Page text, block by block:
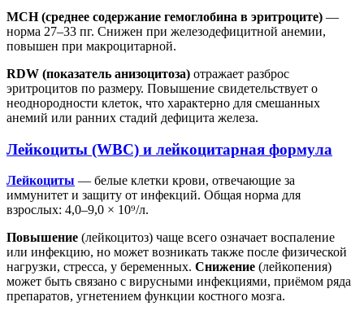
MCH (среднее содержание гемоглобина в эритроците) —
норма 27–33 пг. Снижен при железодефицитной анемии,
повышен при макроцитарной.
RDW (показатель анизоцитоза) отражает разброс
эритроцитов по размеру. Повышение свидетельствует о
неоднородности клеток, что характерно для смешанных
анемий или ранних стадий дефицита железа.
Лейкоциты (WBC) и лейкоцитарная формула
Лейкоциты — белые клетки крови, отвечающие за
иммунитет и защиту от инфекций. Общая норма для
взрослых: 4,0–9,0 × 10⁹/л.
Повышение (лейкоцитоз) чаще всего означает воспаление
или инфекцию, но может возникать также после физической
нагрузки, стресса, у беременных. Снижение (лейкопения)
может быть связано с вирусными инфекциями, приёмом ряда
препаратов, угнетением функции костного мозга.